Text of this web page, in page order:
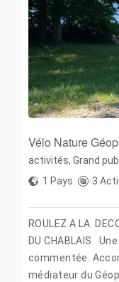
Vélo Nature
activités, Grand
1 Pays
3
ROULEZ A LA
DU CHABLAIS
commentée.
médiateur du